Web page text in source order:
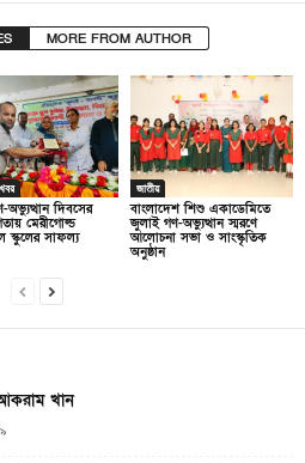
MORE FROM AUTHOR
দিবসের
মেরীগোল্ড
স্কুলের সাফল্য
জাতীয়
বাংলাদেশ শিশু একাডেমিতে
জুলাই গণ-অভ্যুত্থান স্মরণে
আলোচনা সভা ও সাংস্কৃতিক
অনুষ্ঠান
খান